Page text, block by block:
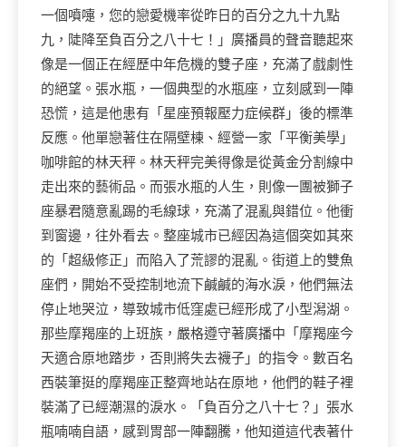
一個噴嚏，您的戀愛機率從昨日的百分之九十九點
九，陡降至負百分之八十七！」廣播員的聲音聽起來
像是一個正在經歷中年危機的雙子座，充滿了戲劇性
的絕望。張水瓶，一個典型的水瓶座，立刻感到一陣
恐慌，這是他患有「星座預報壓力症候群」後的標準
反應。他單戀著住在隔壁棟、經營一家「平衡美學」
咖啡館的林天秤。林天秤完美得像是從黃金分割線中
走出來的藝術品。而張水瓶的人生，則像一團被獅子
座暴君隨意亂踢的毛線球，充滿了混亂與錯位。他衝
到窗邊，往外看去。整座城市已經因為這個突如其來
的「超級修正」而陷入了荒謬的混亂。街道上的雙魚
座們，開始不受控制地流下鹹鹹的海水淚，他們無法
停止地哭泣，導致城市低窪處已經形成了小型潟湖。
那些摩羯座的上班族，嚴格遵守著廣播中「摩羯座今
天適合原地踏步，否則將失去襪子」的指令。數百名
西裝筆挺的摩羯座正整齊地站在原地，他們的鞋子裡
裝滿了已經潮濕的淚水。「負百分之八十七？」張水
瓶喃喃自語，感到胃部一陣翻騰，他知道這代表著什